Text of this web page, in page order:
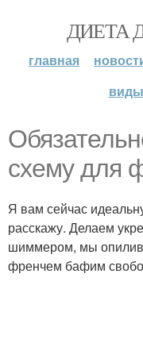
ДИЕТА
главная
схему для
Я вам сейчас
расскажу. Делаем
шиммером, мы
френчем бафим